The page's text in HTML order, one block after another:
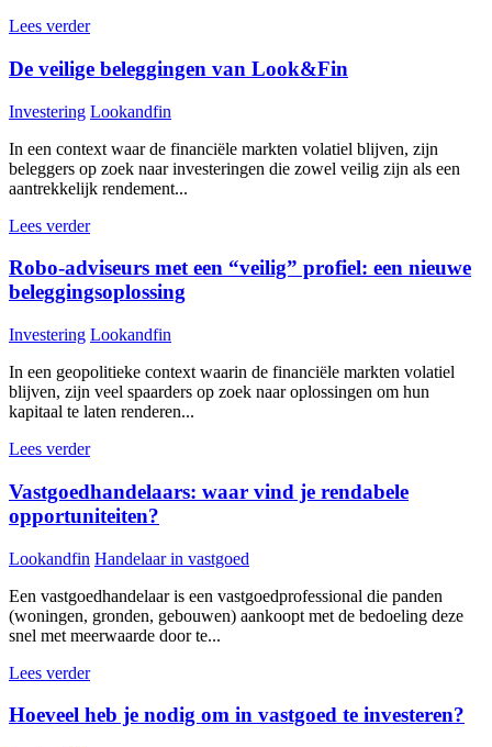
Lees verder
De veilige beleggingen van Look&Fin
Investering Lookandfin
In een context waar de financiële markten volatiel blijven, zijn
beleggers op zoek naar investeringen die zowel veilig zijn als een
aantrekkelijk rendement...
Lees verder
Robo-adviseurs met een “veilig” profiel: een nieuwe
beleggingsoplossing
Investering Lookandfin
In een geopolitieke context waarin de financiële markten volatiel
blijven, zijn veel spaarders op zoek naar oplossingen om hun
kapitaal te laten renderen...
Lees verder
Vastgoedhandelaars: waar vind je rendabele
opportuniteiten?
Lookandfin Handelaar in vastgoed
Een vastgoedhandelaar is een vastgoedprofessional die panden
(woningen, gronden, gebouwen) aankoopt met de bedoeling deze
snel met meerwaarde door te...
Lees verder
Hoeveel heb je nodig om in vastgoed te investeren?